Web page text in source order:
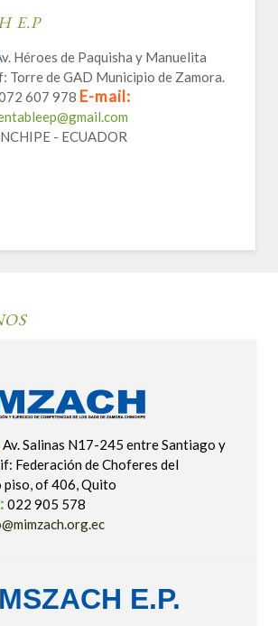
E.P
Héroes de Paquisha y Manuelita
Torre de GAD Municipio de Zamora.
607 978 E-mail:
- ECUADOR
Av. Salinas N17-245 entre Santiago y
Federación de Choferes del
piso, of 406, Quito
022 905 578
E.P.